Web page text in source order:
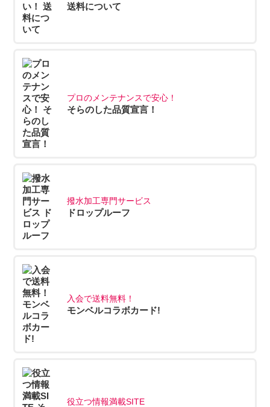
送料について
プロのメンテナンスで安心！
そらのした品質宣言！
撥水加工専門サービス
ドロップルーフ
入会で送料無料！
モンベルコラボカード!
役立つ情報満載SITE